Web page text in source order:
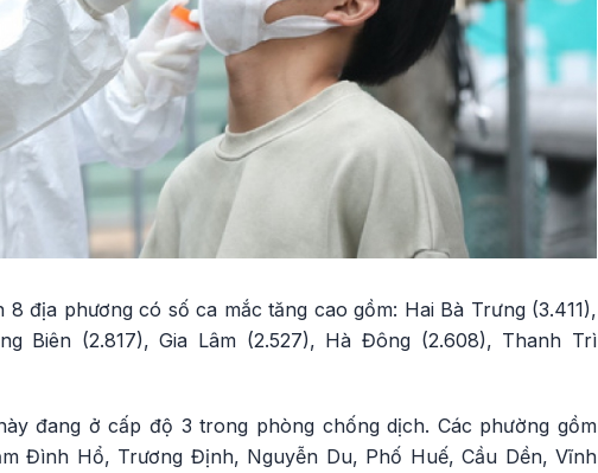
địa phương có số ca mắc tăng cao gồm: Hai Bà Trưng (3.411),
Biên (2.817), Gia Lâm (2.527), Hà Đông (2.608), Thanh Trì
đang ở cấp độ 3 trong phòng chống dịch. Các phường gồm
Đình Hổ, Trương Định, Nguyễn Du, Phố Huế, Cầu Dền, Vĩnh